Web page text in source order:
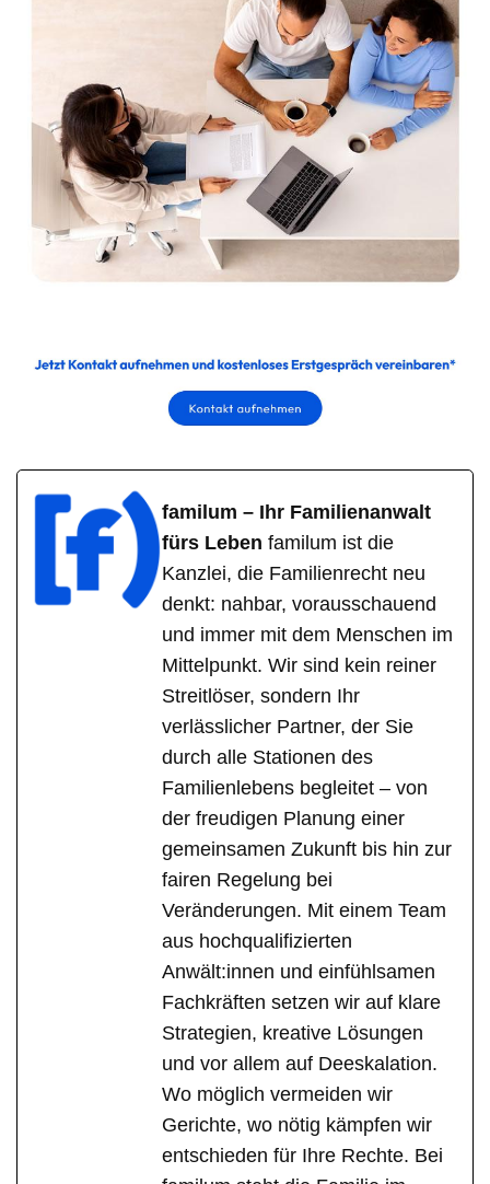
familum – Ihr Familienanwalt
fürs Leben familum ist die
Kanzlei, die Familienrecht neu
denkt: nahbar, vorausschauend
und immer mit dem Menschen im
Mittelpunkt. Wir sind kein reiner
Streitlöser, sondern Ihr
verlässlicher Partner, der Sie
durch alle Stationen des
Familienlebens begleitet – von
der freudigen Planung einer
gemeinsamen Zukunft bis hin zur
fairen Regelung bei
Veränderungen. Mit einem Team
aus hochqualifizierten
Anwält:innen und einfühlsamen
Fachkräften setzen wir auf klare
Strategien, kreative Lösungen
und vor allem auf Deeskalation.
Wo möglich vermeiden wir
Gerichte, wo nötig kämpfen wir
entschieden für Ihre Rechte. Bei